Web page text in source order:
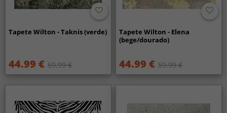
Tapete Wilton - Taknis (verde)
44.99 € 59.99 €
Tapete Wilton - Elena
(bege/dourado)
44.99 € 59.99 €